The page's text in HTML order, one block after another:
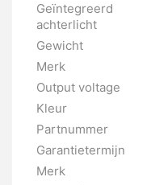
Geïntegreerd
achterlicht
Gewicht
Merk
Output voltage
Kleur
Partnummer
Garantietermijn
Merk